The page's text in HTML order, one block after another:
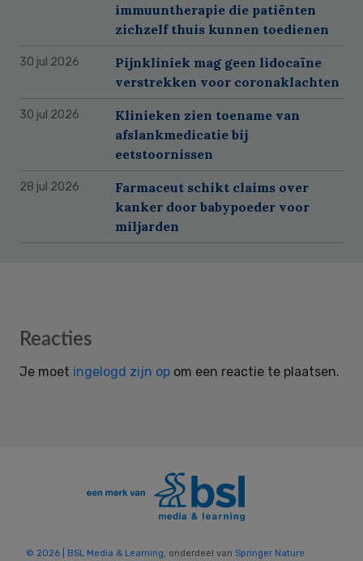
immuuntherapie die patiënten
zichzelf thuis kunnen toedienen
30 jul 2026
Pijnkliniek mag geen lidocaïne
verstrekken voor coronaklachten
30 jul 2026
Klinieken zien toename van
afslankmedicatie bij
eetstoornissen
28 jul 2026
Farmaceut schikt claims over
kanker door babypoeder voor
miljarden
Reader
Reacties
Je moet ingelogd zijn op om een reactie te plaatsen.
© 2026 | BSL Media & Learning, onderdeel van Springer Nature